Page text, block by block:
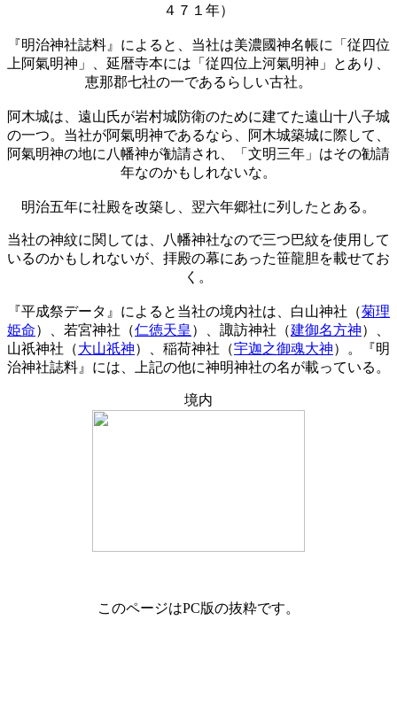
４７１年）
『明治神社誌料』によると、当社は美濃國神名帳に「従四位
上阿氣明神」、延暦寺本には「従四位上河氣明神」とあり、
恵那郡七社の一であるらしい古社。
阿木城は、遠山氏が岩村城防衛のために建てた遠山十八子城
の一つ。当社が阿氣明神であるなら、阿木城築城に際して、
阿氣明神の地に八幡神が勧請され、「文明三年」はその勧請
年なのかもしれないな。
明治五年に社殿を改築し、翌六年郷社に列したとある。
当社の神紋に関しては、八幡神社なので三つ巴紋を使用して
いるのかもしれないが、拝殿の幕にあった笹龍胆を載せてお
く。
『平成祭データ』によると当社の境内社は、白山神社（菊理
姫命）、若宮神社（仁徳天皇 ）、諏訪神社（建御名方神）、
山祇神社（大山祇神）、稲荷神社（宇迦之御魂大神）。『明
治神社誌料』には、上記の他に神明神社の名が載っている。
境内
このページはPC版の抜粋です。